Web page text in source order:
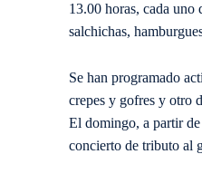
13.00 horas, cada uno
salchichas,
Se han programado
crepes y gofres y otro
El domingo, a partir
concierto de tributo al